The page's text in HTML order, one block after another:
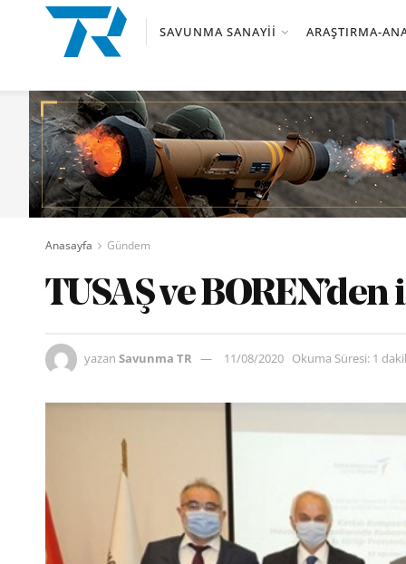
SAVUNMA SANAYII ARAŞTIRMA-
Anasayfa Gündem
TUSAŞ ve
yazan Savunma TR 11/08/2020 Okuma Süresi: 1